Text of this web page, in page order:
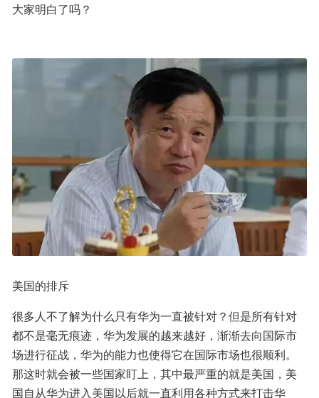
大家明白了吗？
美国的排斥
很多人不了解为什么只有华为一直被针对？但是所有针对
都不是毫无痕迹，华为发展的越来越好，渐渐去向国际市
场进行征战，华为的能力也使得它在国际市场也很顺利。
那这时就会被一些国家盯上，其中最严重的就是美国，美
国自从华为进入美国以后就一直利用各种方式来打击华